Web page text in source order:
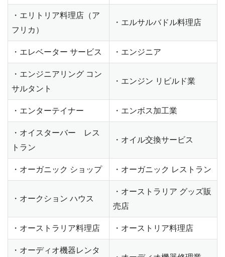
・エリトリア料理店（ア
フリカ）
・エルサルバドル料理店
・エレベーター サービス ・エンジニア
・エンジニアリング コン
サルタント
・エンジン リビルド業
・エンターテイナー ・エンボス加工業
・オイスターバー レス
トラン
・オイル交換サービス
・オーガニック ショップ ・オーガニック レストラン
・オークション ハウス
・オーストラリア グッズ販
売店
・オーストラリア料理店 ・オーストリア料理店
・オーディオ機器レンタ